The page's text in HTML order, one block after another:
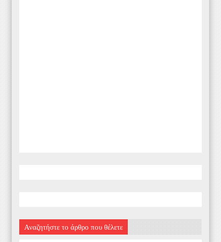
Αναζητήστε το άρθρο που θέλετε